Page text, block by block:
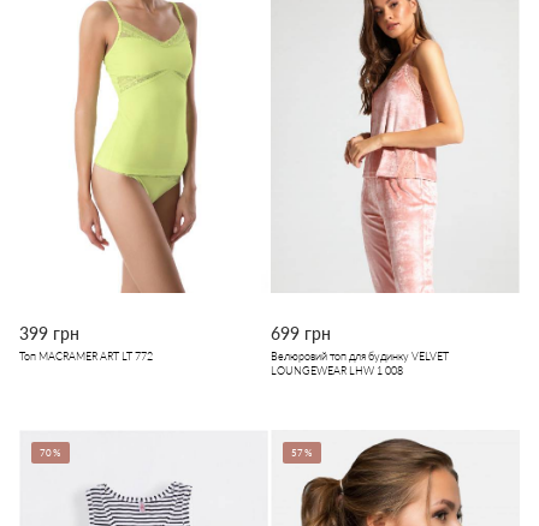
399 грн
Топ MACRAMER ART LT 772
699 грн
Велюровий топ для будинку VELVET
LOUNGEWEAR LHW 1 008
70% 57%